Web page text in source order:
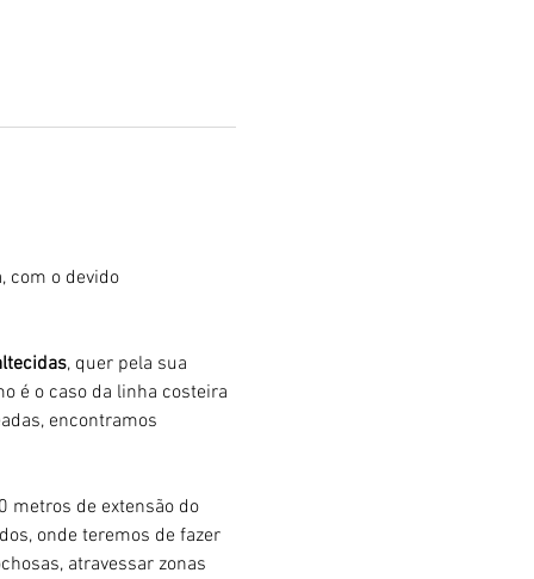
com o devido
, quer pela sua
é o caso da linha costeira
encontramos
metros de extensão do
onde teremos de fazer
atravessar zonas